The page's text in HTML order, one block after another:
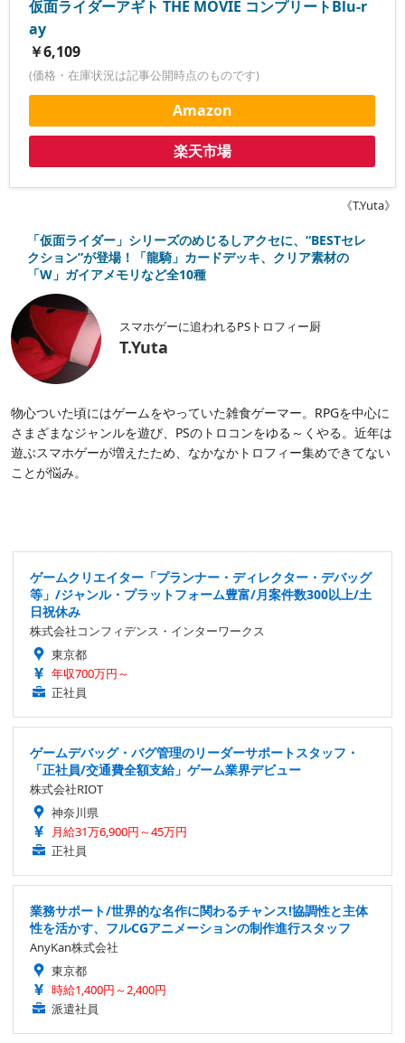
仮面ライダーアギト THE MOVIE コンプリートBlu-r
ay
￥6,109
(価格・在庫状況は記事公開時点のものです)
Amazon
楽天市場
《T.Yuta》
「仮面ライダー」シリーズのめじるしアクセに、“BESTセレ
クション”が登場！「龍騎」カードデッキ、クリア素材の
「W」ガイアメモリなど全10種
スマホゲーに追われるPSトロフィー厨
T.Yuta
物心ついた頃にはゲームをやっていた雑食ゲーマー。RPGを中心に
さまざまなジャンルを遊び、PSのトロコンをゆる～くやる。近年は
遊ぶスマホゲーが増えたため、なかなかトロフィー集めできてない
ことが悩み。
ゲームクリエイター「プランナー・ディレクター・デバッグ
等」/ジャンル・プラットフォーム豊富/月案件数300以上/土
日祝休み
株式会社コンフィデンス・インターワークス
東京都
年収700万円～
正社員
ゲームデバッグ・バグ管理のリーダーサポートスタッフ・
「正社員/交通費全額支給」ゲーム業界デビュー
株式会社RIOT
神奈川県
月給31万6,900円～45万円
正社員
業務サポート/世界的な名作に関わるチャンス!協調性と主体
性を活かす、フルCGアニメーションの制作進行スタッフ
AnyKan株式会社
東京都
時給1,400円～2,400円
派遣社員